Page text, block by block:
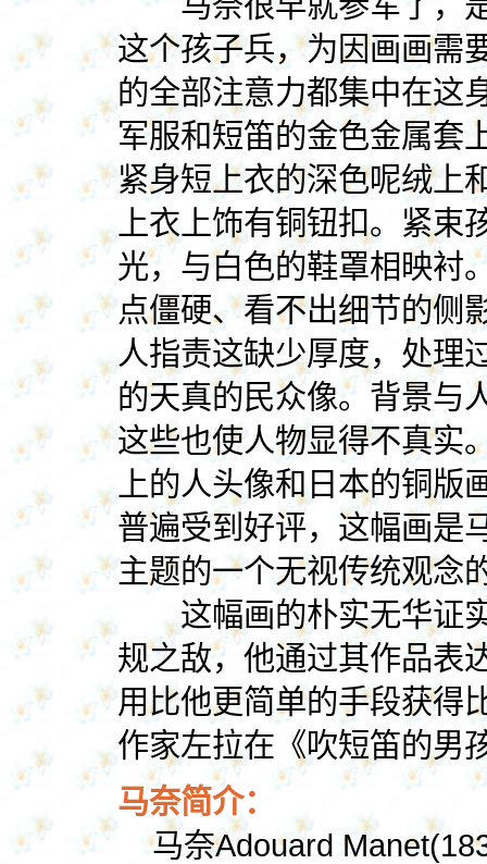
这个孩子兵，为因画画需
的全部注意力都集中在这
军服和短笛的金色金属套
紧身短上衣的深色呢绒上
上衣上饰有铜钮扣。紧
光，与白色的鞋罩相映衬
点僵硬、看不出细节的侧
人指责这缺少厚度，处理
的天真的民众像。背景与
这些也使人物显得不真实
上的人头像和日本的铜
普遍受到好评，这幅画是
主题的一个无视传统观念
这幅画的朴实无华证实
规之敌，他通过其作品表
用比他更简单的手段获得
作家左拉在《吹短笛的男
马奈简介：
马奈Adouard